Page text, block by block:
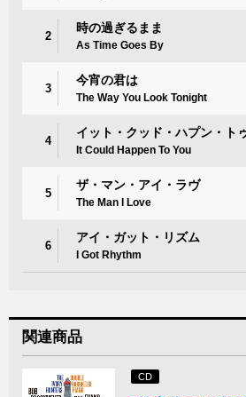
2
時の過ぎるまま
As Time Goes By
3
今宵の君は
The Way You Look Tonight
4
イット・クッド・ハプン・ト
It Could Happen To You
5
ザ・マン・アイ・ラヴ
The Man I Love
6
アイ・ガット・リズム
I Got Rhythm
関連商品
CD